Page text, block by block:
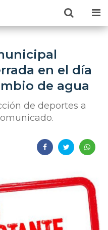
en el día
de agua
de deportes a